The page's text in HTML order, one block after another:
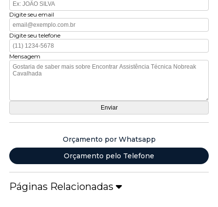
Digite seu email
Digite seu telefone
Mensagem
Orçamento por Whatsapp
Orçamento pelo Telefone
Páginas Relacionadas